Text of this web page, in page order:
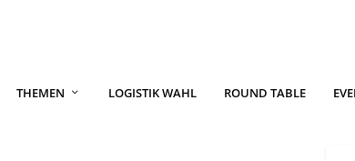
THEMEN LOGISTIK WAHL ROUND TABLE